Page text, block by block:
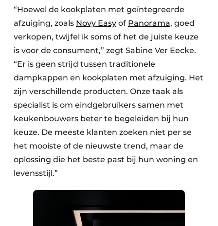
“Hoewel de kookplaten met geïntegreerde
afzuiging, zoals Novy Easy of Panorama, goed
verkopen, twijfel ik soms of het de juiste keuze
is voor de consument,” zegt Sabine Ver Eecke.
“Er is geen strijd tussen traditionele
dampkappen en kookplaten met afzuiging. Het
zijn verschillende producten. Onze taak als
specialist is om eindgebruikers samen met
keukenbouwers beter te begeleiden bij hun
keuze. De meeste klanten zoeken niet per se
het mooiste of de nieuwste trend, maar de
oplossing die het beste past bij hun woning en
levensstijl.”